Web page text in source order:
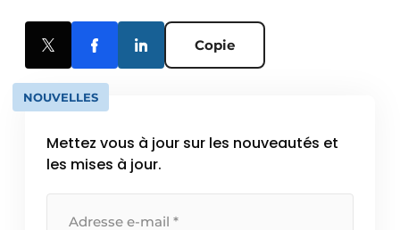
Copie
NOUVELLES
Mettez vous à jour sur les nouveautés et
les mises à jour.